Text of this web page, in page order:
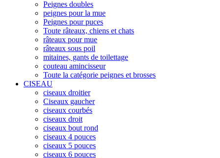
Peignes doubles
peignes pour la mue
Peignes pour puces
Toute râteaux, chiens et chats
râteaux pour mue
râteaux sous poil
mitaines, gants de toilettage
couteau amincisseur
Toute la catégorie peignes et brosses
CISEAU
ciseaux droitier
Ciseaux gaucher
ciseaux courbés
ciseaux droit
ciseaux bout rond
ciseaux 4 pouces
ciseaux 5 pouces
ciseaux 6 pouces